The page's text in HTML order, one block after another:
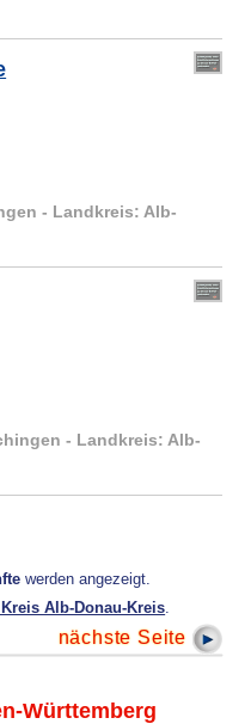
- Landkreis: Alb-
- Landkreis: Alb-
werden angezeigt.
Alb-Donau-Kreis.
nächste Seite
Württemberg